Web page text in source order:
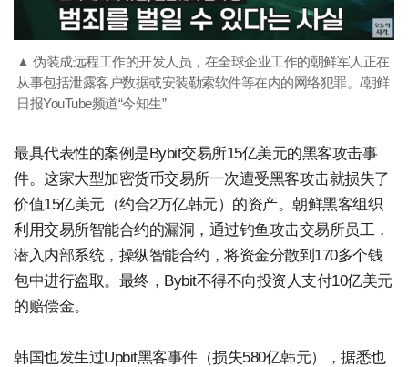
▲ 伪装成远程工作的开发人员，在全球企业工作的朝鲜军人正在
从事包括泄露客户数据或安装勒索软件等在内的网络犯罪。/朝鲜
日报YouTube频道“今知生”
最具代表性的案例是Bybit交易所15亿美元的黑客攻击事
件。这家大型加密货币交易所一次遭受黑客攻击就损失了
价值15亿美元（约合2万亿韩元）的资产。朝鲜黑客组织
利用交易所智能合约的漏洞，通过钓鱼攻击交易所员工，
潜入内部系统，操纵智能合约，将资金分散到170多个钱
包中进行盗取。最终，Bybit不得不向投资人支付10亿美元
的赔偿金。
韩国也发生过Upbit黑客事件（损失580亿韩元），据悉也